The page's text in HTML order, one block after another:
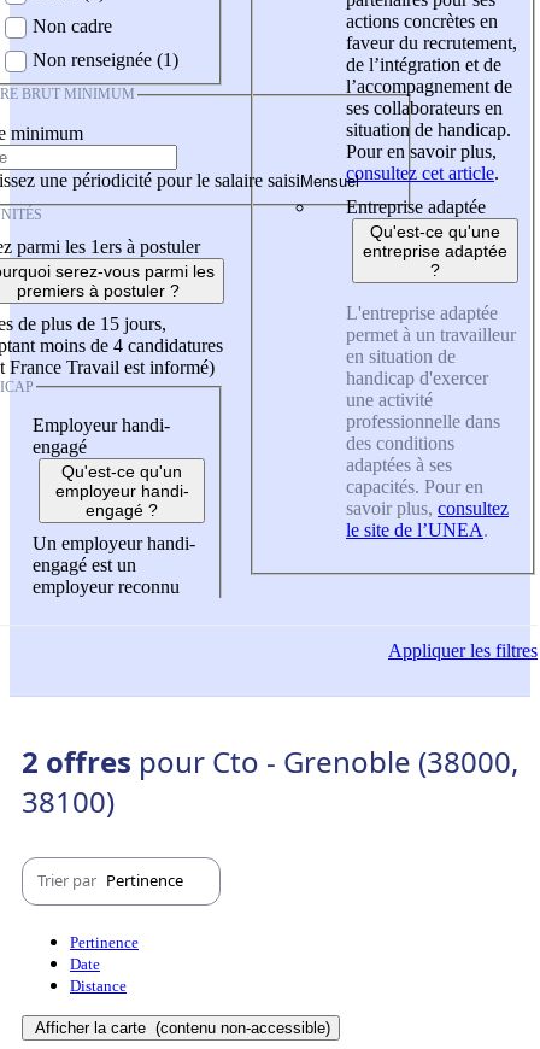
Non cadre
Non renseignée (1)
BRUT MINIMUM
minimum
une périodicité pour le salaire saisi
parmi les 1ers à postuler
serez-vous parmi les
premiers à postuler ?
de plus de 15 jours,
moins de 4 candidatures
France Travail est informé)
Employeur handi-
engagé
Qu'est-ce qu'un
employeur handi-
engagé ?
Un employeur handi-
engagé est un
employeur reconnu
actions concrètes en
faveur du recrutement,
de l’intégration et de
l’accompagnement de
ses collaborateurs en
situation de handicap.
Pour en savoir plus,
consultez cet article.
Entreprise adaptée
Qu'est-ce qu'une
entreprise adaptée
?
L'entreprise adaptée
permet à un travailleur
en situation de
handicap d'exercer
une activité
professionnelle dans
des conditions
adaptées à ses
capacités. Pour en
savoir plus, consultez
le site de l’UNEA.
Appliquerles filtres
2 offres pour Cto - Grenoble (38000,
38100)
Trier par Pertinence
Pertinence
Date
Distance
Afficher la carte (contenu non-accessible)